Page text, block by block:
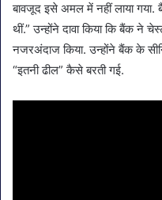
बावजूद इसे अमल में नहीं लाया
थीं.” उन्होंने दावा किया कि बैंक ने
नजरअंदाज किया. उन्होंने बैंक के
“इतनी ढील” कैसे बरती गई.